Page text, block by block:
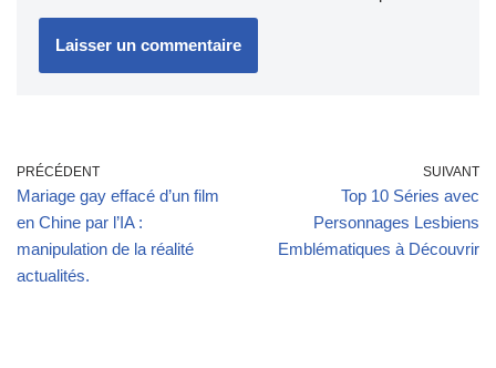
PRÉCÉDENT
Mariage gay effacé d’un film
en Chine par l’IA :
manipulation de la réalité
actualités.
SUIVANT
Top 10 Séries avec
Personnages Lesbiens
Emblématiques à Découvrir